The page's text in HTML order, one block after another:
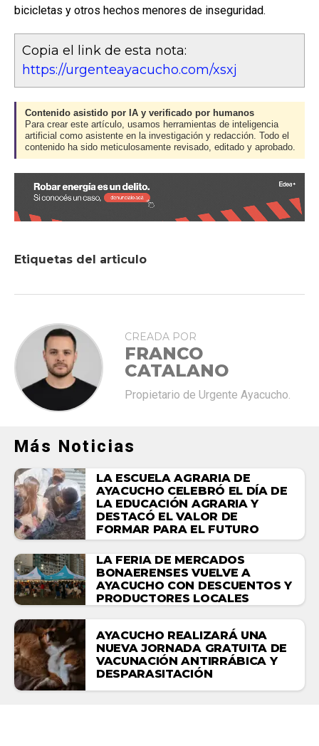
bicicletas y otros hechos menores de inseguridad.
Copia el link de esta nota:
https://urgenteayacucho.com/xsxj
Contenido asistido por IA y verificado por humanos
Para crear este artículo, usamos herramientas de inteligencia
artificial como asistente en la investigación y redacción. Todo el
contenido ha sido meticulosamente revisado, editado y aprobado.
Etiquetas del articulo
CREADA POR
FRANCO
CATALANO
Propietario de Urgente Ayacucho.
Más Noticias
LA ESCUELA AGRARIA DE
AYACUCHO CELEBRÓ EL DÍA DE
LA EDUCACIÓN AGRARIA Y
DESTACÓ EL VALOR DE
FORMAR PARA EL FUTURO
LA FERIA DE MERCADOS
BONAERENSES VUELVE A
AYACUCHO CON DESCUENTOS Y
PRODUCTORES LOCALES
AYACUCHO REALIZARÁ UNA
NUEVA JORNADA GRATUITA DE
VACUNACIÓN ANTIRRÁBICA Y
DESPARASITACIÓN